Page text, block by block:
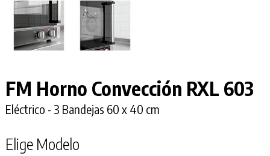
FM Horno Convección RXL 603
Eléctrico - 3 Bandejas 60 x 40 cm
Elige Modelo